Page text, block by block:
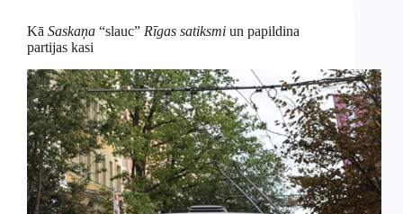
Kā Saskaņa “slauc” Rīgas satiksmi un papildina
partijas kasi